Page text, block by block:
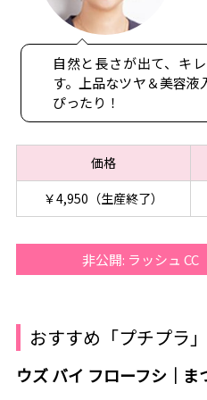
自然と長さが出て、キ
す。上品なツヤ＆美容液
ぴったり！
価格
￥4,950（生産終了）
非公開: ラッシュ
おすすめ「プチプラ
ウズ バイ フローフシ｜ま